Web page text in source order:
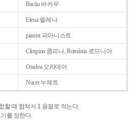
Bacǎu 바커우
Elena 엘레나
pianist 피아니스트
Cîmpina 큼피나, România 로므니아
Oradea 오라데아
Nucet 누체트
할 때 합쳐서 1 음절로 적는다.
를 정한다.